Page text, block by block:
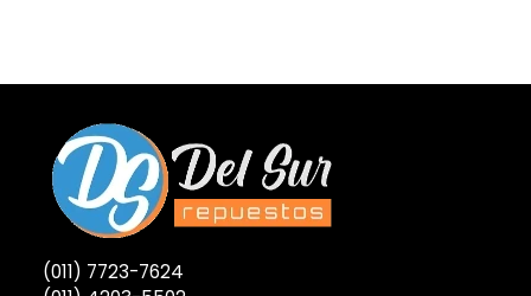
(011) 7723-7624